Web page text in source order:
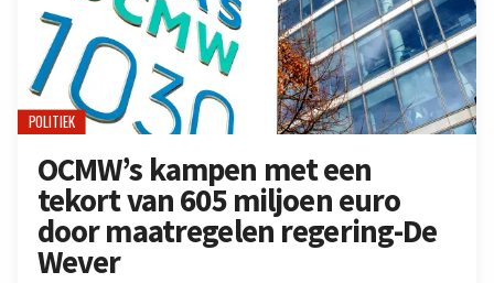
POLITIEK
OCMW’s kampen met een
tekort van 605 miljoen euro
door maatregelen regering-De
Wever